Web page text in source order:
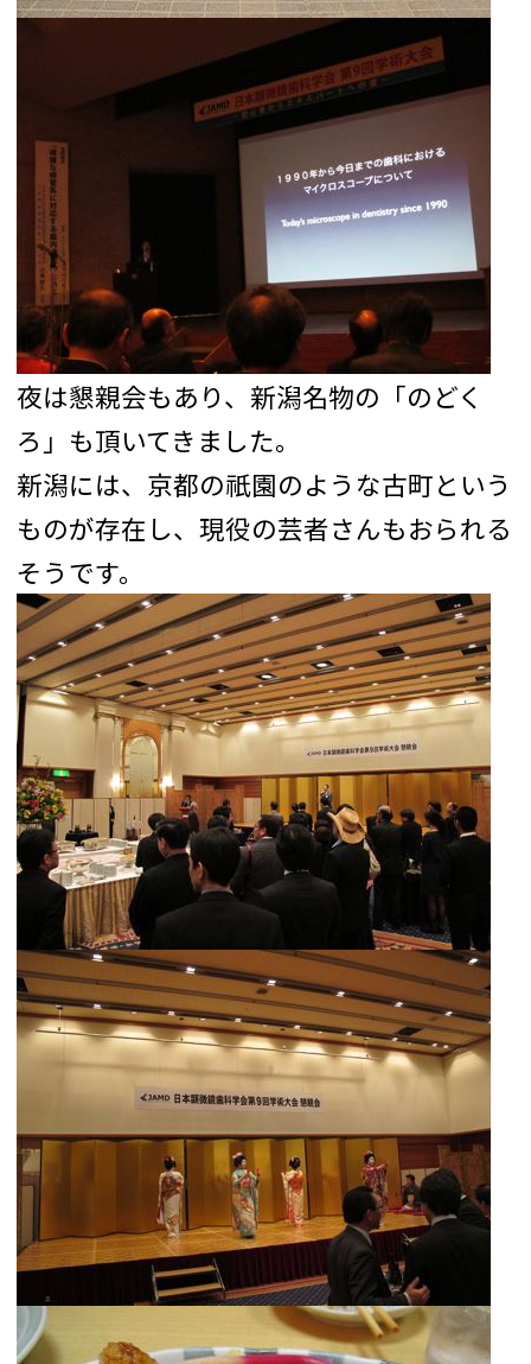
夜は懇親会もあり、新潟名物の「のどく
ろ」も頂いてきました。
新潟には、京都の祇園のような古町という
ものが存在し、現役の芸者さんもおられる
そうです。